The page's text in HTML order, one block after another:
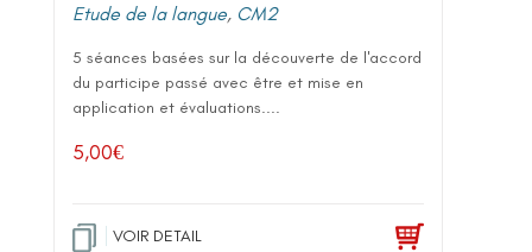
Etude de la langue, CM2
5 séances basées sur la découverte de l'accord
du participe passé avec être et mise en
application et évaluations....
5,00€
VOIR DETAIL